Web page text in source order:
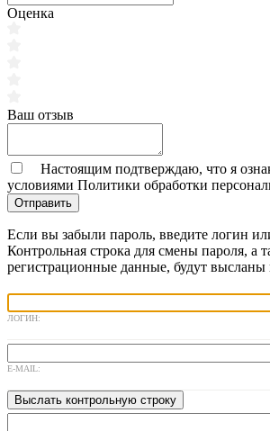
Оценка
Ваш отзыв
Настоящим подтверждаю, что я
условиями Политики обработки
Отправить
Если вы забыли пароль, введите логин
Контрольная строка для смены пароля, а
регистрационные данные, будут
ЛОГИН:
E-MAIL: